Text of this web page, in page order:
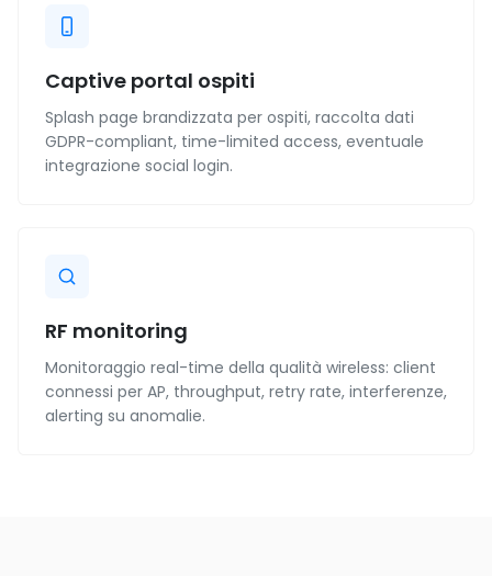
Captive portal ospiti
Splash page brandizzata per ospiti, raccolta dati
GDPR-compliant, time-limited access, eventuale
integrazione social login.
RF monitoring
Monitoraggio real-time della qualità wireless: client
connessi per AP, throughput, retry rate, interferenze,
alerting su anomalie.